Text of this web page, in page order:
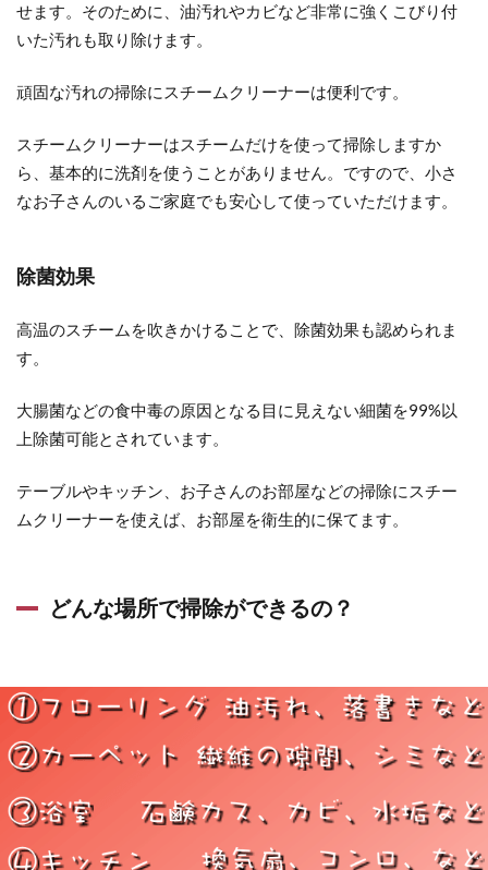
せます。そのために、油汚れやカビなど非常に強くこびり付
いた汚れも取り除けます。
頑固な汚れの掃除にスチームクリーナーは便利です。
スチームクリーナーはスチームだけを使って掃除しますか
ら、基本的に洗剤を使うことがありません。ですので、小さ
なお子さんのいるご家庭でも安心して使っていただけます。
除菌効果
高温のスチームを吹きかけることで、除菌効果も認められま
す。
大腸菌などの食中毒の原因となる目に見えない細菌を99%以
上除菌可能とされています。
テーブルやキッチン、お子さんのお部屋などの掃除にスチー
ムクリーナーを使えば、お部屋を衛生的に保てます。
どんな場所で掃除ができるの？